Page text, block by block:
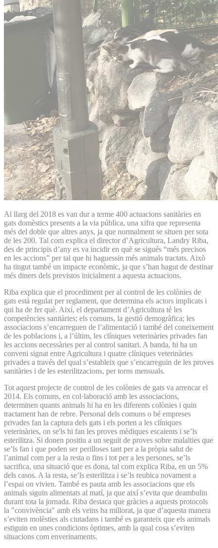
Al llarg del 2018 es van dur a terme 400 actuacions sanitàries en
gats domèstics presents a la via pública, una xifra que representa
més del doble que altres anys, ja que normalment se situen per sota
de les 200. Tal com explica el director d’Agricultura, Landry Riba,
des de principis d’any es va incidir en què se sigués “més precisos
en les accions” per tal que hi haguessin més animals tractats. Això
ha tingut també un impacte econòmic, ja que s’han hagut de destinar
més diners dels previstos inicialment a aquesta actuacions.
Riba explica que el procediment per al control de les colònies de
gats està regulat per reglament, que determina els actors implicats i
qui ha de fer què. Així, el departament d’Agricultura té les
competències sanitàries; els comuns, la gestió demogràfica; les
associacions s’encarreguen de l’alimentació i també del coneixement
de les poblacions i, a l’últim, les clíniques veterinàries privades fan
les accions necessàries per al control sanitari. A banda, hi ha un
conveni signat entre Agricultura i quatre clíniques veterinàries
privades a través del qual s’estableix que s’encarreguin de les proves
sanitàries i de les esterilitzacions, per torns mensuals.
Tot aquest projecte de control de les colònies de gats va arrencar el
2014. Els comuns, en col·laboració amb les associacions,
determinen quants animals hi ha en les diferents colònies i quin
tractament han de rebre. Personal dels comuns o bé empreses
privades fan la captura dels gats i els porten a les clíniques
veterinàries, on se'ls hi fan les proves mèdiques escaients i se’ls
esterilitza. Si donen positiu a un seguit de proves sobre malalties que
se’ls fan i que poden ser perilloses tant per a la pròpia salut de
l’animal com per a la resta o fins i tot per a les persones, se’ls
sacrifica, una situació que es dona, tal com explica Riba, en un 5%
dels casos. A la resta, se’ls esterilitza i se’ls reubica novament a
l’espai on vivien. També es pauta amb les associacions que els
animals siguin alimentats al matí, ja que així s’evita que deambulin
durant tota la jornada. Riba destaca que gràcies a aquests protocols
la "convivència" amb els veïns ha millorat, ja que d’aquesta manera
s’eviten molèsties als ciutadans i també es garanteix que els animals
estiguin en unes condicions òptimes, amb la qual cosa s’eviten
situacions com enverinaments.